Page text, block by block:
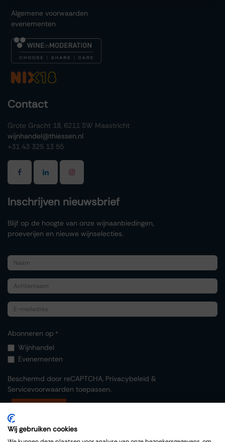
Algemene voorwaarden
evenementen
Contact
Grote Gracht 18, 6211 SW Maastricht
wijnhandel@thiessen.nl
+31 43 325 13 55
Inschrijven nieuwsbrief
Blijf op de hoogte van onze wijnaanbiedingen,
proeverijen en nieuwe wijnselecties.
Abonneren op *
Wijnhandel
Evenementen
Beschermd door reCAPTCHA, Privacybeleid &
Servicevoorwaarden toepassen.
Wij gebruiken cookies